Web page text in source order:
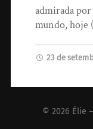
admirada por
mundo, hoje
23 de
© 2026 Élie